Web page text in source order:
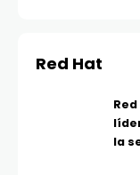
Red Hat
la